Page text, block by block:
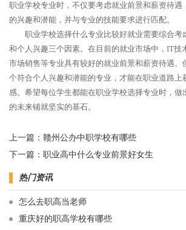
职业学校专业时，不仅要考虑就业前景和薪资待遇
的兴趣和潜能，并与专业的技能要求进行匹配。
职业学校选择什么专业比较好就业需要综合考
和个人兴趣三个因素。在目前的就业市场中，IT技
市场销售等专业具有较好的就业前景和薪资待遇。
个符合个人兴趣和潜能的专业，才能在职业道路上
感。希望每位学生都能在职业学校选择专业时，做
的未来铺就坚实的基石。
上一篇： 赣州公办中职学校有哪些
下一篇： 职业高中什么专业前景好女生
热门资讯
怎么去职高当老师
重庆好的职高学校有哪些